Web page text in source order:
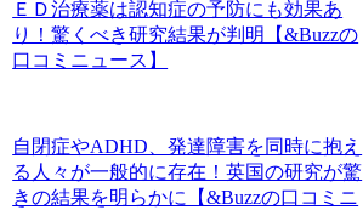
ＥＤ治療薬は認知症の予防にも効果あ
り！驚くべき研究結果が判明【&Buzzの
口コミニュース】
自閉症やADHD、発達障害を同時に抱え
る人々が一般的に存在！英国の研究が驚
きの結果を明らかに【&Buzzの口コミニ